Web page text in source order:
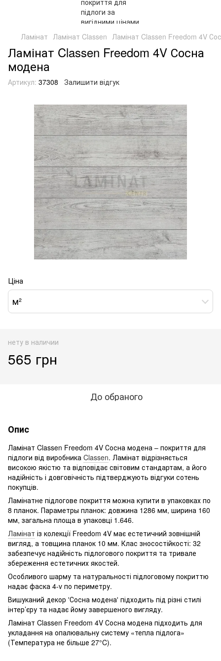
Ламінат Ламінат Classen Ламінат Classen Freedom 4V
Ламінат Classen Freedom 4V Сосна
модена
Артикул: 37308 Залишити відгук
Ціна
м²
нету в наличии
565 грн
До обраного
Опис
Ламінат Classen Freedom 4V Сосна модена – покриття для
підлоги від виробника Classen. Ламінат відрізняється
високою якістю та відповідає світовим стандартам, а його
надійність і довговічність підтверджують відгуки сотень
покупців.
Ламінатне підлогове покриття можна купити в упаковках по
8 планок. Параметры планок: довжина 1286 мм, ширина 160
мм, загальна площа в упаковці 1.646.
Ламінат із колекції Freedom 4V має естетичний зовнішній
вигляд, а товщина планок 10 мм. Клас зносостійкості: 32
забезпечує надійність підлогового покриття та тривале
збереження естетичних якостей.
Особливого шарму та натуральності підлоговому покриттю
надає фаска 4-v по периметру.
Вишуканий декор 'Сосна модена' підходить під різні стилі
інтер’єру та надає йому завершеного вигляду.
Ламінат Classen Freedom 4V Сосна модена підходить для
укладання на опалювальну систему «тепла підлога»
(Температура не більше 27°C).